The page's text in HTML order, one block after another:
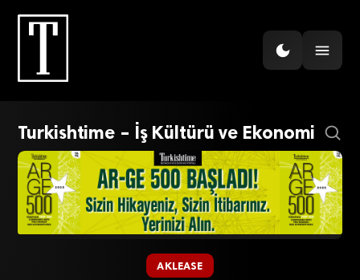
Turkishtime – İş Kültürü ve Ekonomi
AKLEASE